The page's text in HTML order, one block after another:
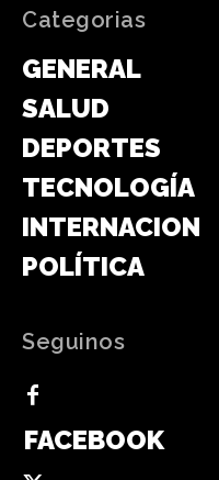
Categorias
GENERAL
SALUD
DEPORTES
TECNOLOGÍA
INTERNACIONAL
POLÍTICA
Seguinos
FACEBOOK